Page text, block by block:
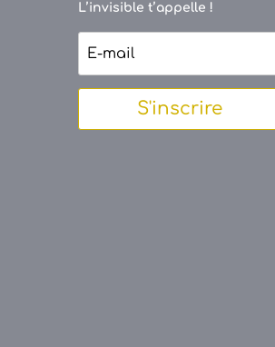
L’invisible t’appelle !
S'inscrire